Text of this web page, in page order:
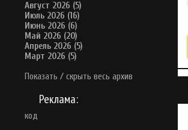
Август 2026 (5)
Июль 2026 (16)
Июнь 2026 (6)
Май 2026 (20)
Апрель 2026 (5)
Март 2026 (5)
Показать / скрыть весь архив
Реклама:
код